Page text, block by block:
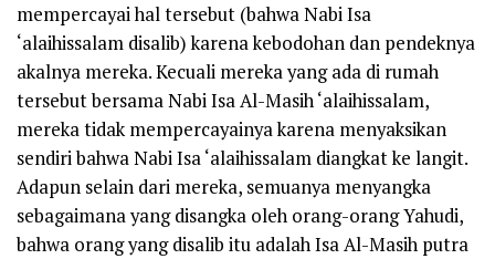
mempercayai hal tersebut (bahwa Nabi Isa
‘alaihissalam disalib) karena kebodohan dan pendeknya
akalnya mereka. Kecuali mereka yang ada di rumah
tersebut bersama Nabi Isa Al-Masih‘alaihissalam,
mereka tidak mempercayainya karena menyaksikan
sendiri bahwa Nabi Isa‘alaihissalam diangkat ke langit.
Adapun selain dari mereka, semuanya menyangka
sebagaimana yang disangka oleh orang-­orang Yahudi,
bahwa orang yang disalib itu adalah Isa Al-Masih putra